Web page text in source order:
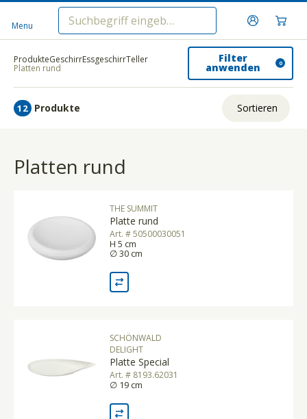
Menu
ProdukteGeschirrEssgeschirrTeller
Platten rund
Filter
anwenden 0
12 Produkte Sortieren
Platten rund
THE SUMMIT
Platte rund
Art. # 50500030051
H 5 cm
∅ 30 cm
SCHÖNWALD
DELIGHT
Platte Special
Art. # 8193.62031
∅ 19 cm